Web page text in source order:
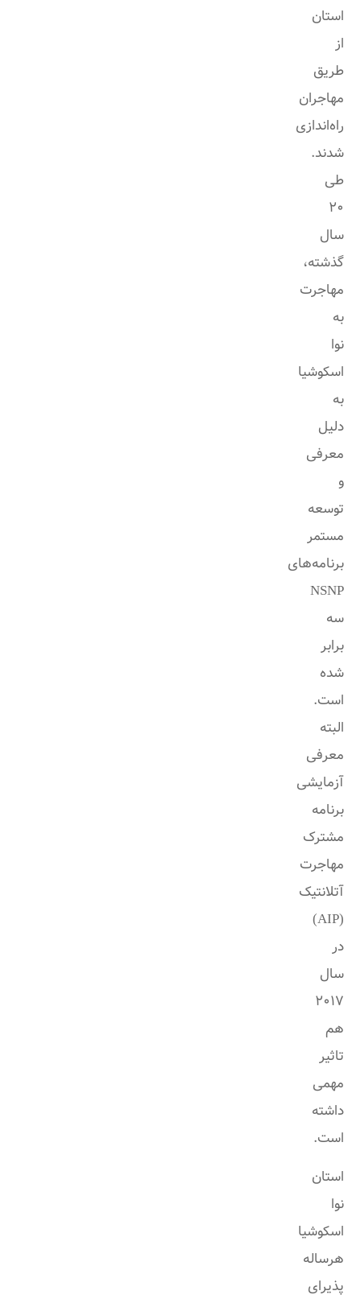
استان
طریق
مهاجران
راه‌اندازی
شدند.
طی
20
سال
گذشته،
مهاجرت
به
نوا
اسکوشیا
به
دلیل
معرفی
توسعه
مستمر
برنامه‌های
NSNP
سه
برابر
شده
است.
البته
معرفی
آزمایشی
برنامه
مشترک
مهاجرت
آتلانتیک
(AIP)
در
سال
2017
هم
تاثیر
مهمی
داشته
است.
استان
نوا
اسکوشیا
هرساله
پذیرای